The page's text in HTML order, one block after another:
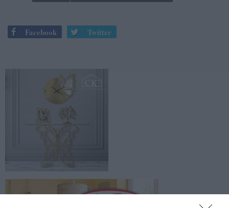
Facebook Twitter